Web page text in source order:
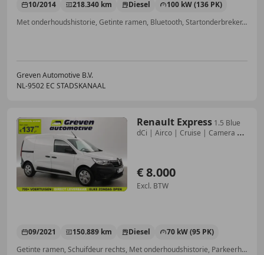
10/2014 218.340 km Diesel
100 kW (136 PK)
Met onderhoudshistorie, Getinte ramen, Bluetooth, Startonderbreker, Airconditioning, Trekhaak, Armsteun, Start/Stop-systeem
Greven Automotive B.V.
NL-9502 EC STADSKANAAL
Renault Express 1.5 Blue
dCi | Airco | Cruise | Camera |
€ 8.000
Excl. BTW
09/2021 150.889 km Diesel
70 kW (95 PK)
Getinte ramen, Schuifdeur rechts, Met onderhoudshistorie, Parkeerhulp met camera, Apple CarPlay, Startonderbreker, Cruise control, Airbag passagier